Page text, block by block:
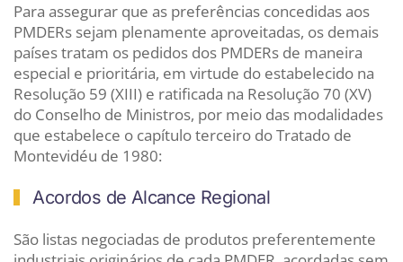
Para assegurar que as preferências concedidas aos
PMDERs sejam plenamente aproveitadas, os demais
países tratam os pedidos dos PMDERs de maneira
especial e prioritária, em virtude do estabelecido na
Resolução 59 (XIII) e ratificada na Resolução 70 (XV)
do Conselho de Ministros, por meio das modalidades
que estabelece o capítulo terceiro do Tratado de
Montevidéu de 1980:
Acordos de Alcance Regional
São listas negociadas de produtos preferentemente